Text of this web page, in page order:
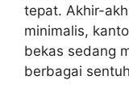
tepat. Akhir-
minimalis,
bekas sedang
berbagai